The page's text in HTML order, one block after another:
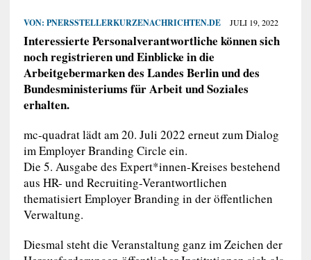
VON: PNERSSTELLERKURZENACHRICHTEN.DE JULI 19, 2022
Interessierte Personalverantwortliche können sich
noch registrieren und Einblicke in die
Arbeitgebermarken des Landes Berlin und des
Bundesministeriums für Arbeit und Soziales
erhalten.
mc-quadrat lädt am 20. Juli 2022 erneut zum Dialog
im Employer Branding Circle ein.
Die 5. Ausgabe des Expert*innen-Kreises bestehend
aus HR- und Recruiting-Verantwortlichen
thematisiert Employer Branding in der öffentlichen
Verwaltung.
Diesmal steht die Veranstaltung ganz im Zeichen der